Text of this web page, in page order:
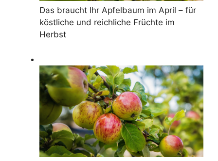
Das braucht Ihr Apfelbaum im April – für
köstliche und reichliche Früchte im
Herbst